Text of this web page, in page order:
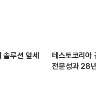
루션 앞세
테스토코리아
전문성과 28